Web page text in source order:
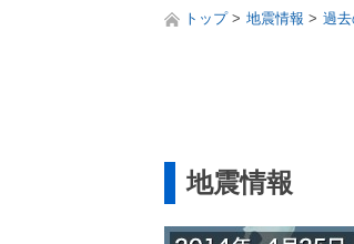
トップ 地震情報 過
地震情報